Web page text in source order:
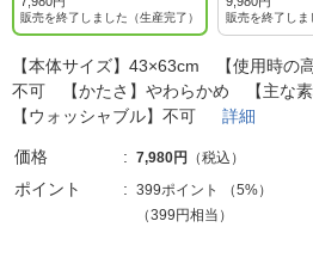
販売を終了しました（生産完了） 販売を終了しま
【本体サイズ】43×63cm 【使用時の
不可 【かたさ】やわらかめ 【主な
【ウォッシャブル】不可 詳細
価格 7,980円 （税込）
ポイント 399ポイント （5%）
（399円相当）